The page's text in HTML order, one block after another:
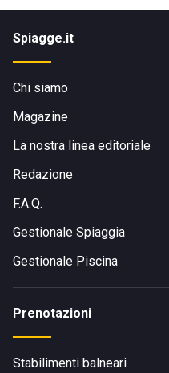
Spiagge.it
Chi siamo
Magazine
La nostra linea editoriale
Redazione
F.A.Q.
Gestionale Spiaggia
Gestionale Piscina
Prenotazioni
Stabilimenti balneari